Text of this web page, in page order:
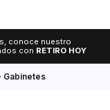
conoce nuestro
con RETIRO HOY
Gabinetes